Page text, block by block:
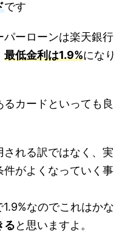
です
ーローンは楽天銀行
最低金利は1.9%になり
るカードといっても良
れる訳ではなく、実
がよくなっていく事
なのでこれはかな
ると思いますよ。